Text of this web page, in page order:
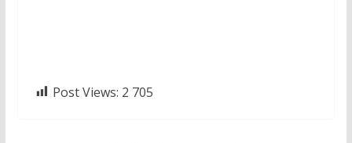
Post Views: 2 705